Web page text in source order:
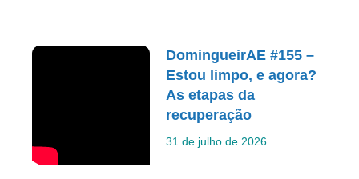
DomingueirAE #155 –
Estou limpo, e agora?
As etapas da
recuperação
31 de julho de 2026